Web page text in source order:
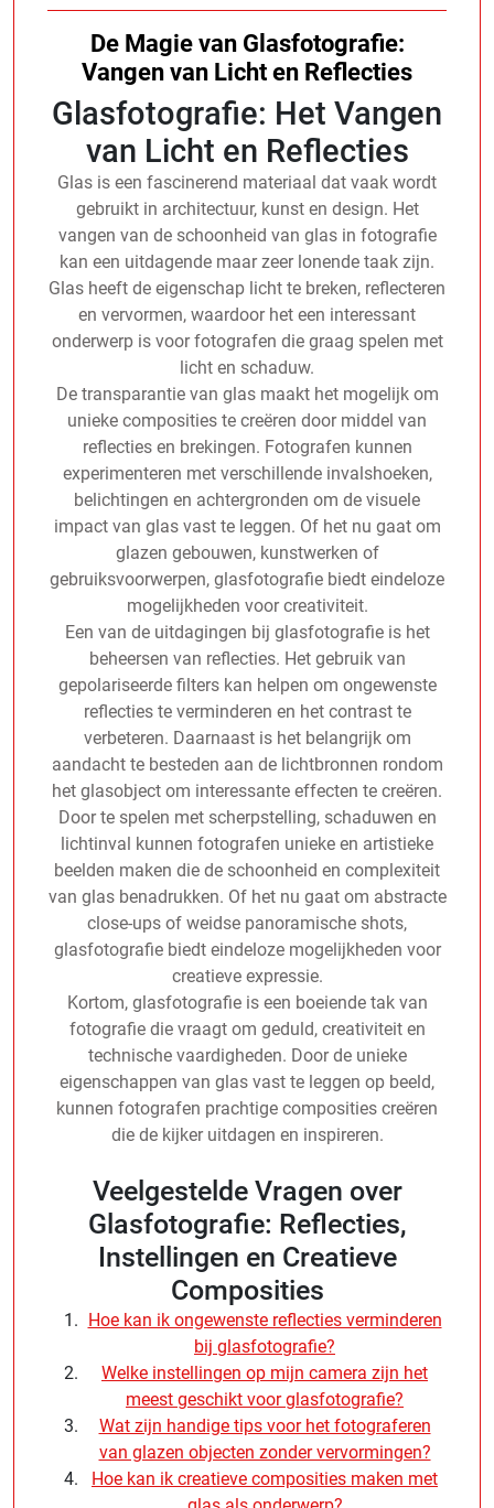
De Magie van Glasfotografie:
Vangen van Licht en Reflecties
Glasfotografie: Het Vangen
van Licht en Reflecties
Glas is een fascinerend materiaal dat vaak wordt
gebruikt in architectuur, kunst en design. Het
vangen van de schoonheid van glas in fotografie
kan een uitdagende maar zeer lonende taak zijn.
Glas heeft de eigenschap licht te breken, reflecteren
en vervormen, waardoor het een interessant
onderwerp is voor fotografen die graag spelen met
licht en schaduw.
De transparantie van glas maakt het mogelijk om
unieke composities te creëren door middel van
reflecties en brekingen. Fotografen kunnen
experimenteren met verschillende invalshoeken,
belichtingen en achtergronden om de visuele
impact van glas vast te leggen. Of het nu gaat om
glazen gebouwen, kunstwerken of
gebruiksvoorwerpen, glasfotografie biedt eindeloze
mogelijkheden voor creativiteit.
Een van de uitdagingen bij glasfotografie is het
beheersen van reflecties. Het gebruik van
gepolariseerde filters kan helpen om ongewenste
reflecties te verminderen en het contrast te
verbeteren. Daarnaast is het belangrijk om
aandacht te besteden aan de lichtbronnen rondom
het glasobject om interessante effecten te creëren.
Door te spelen met scherpstelling, schaduwen en
lichtinval kunnen fotografen unieke en artistieke
beelden maken die de schoonheid en complexiteit
van glas benadrukken. Of het nu gaat om abstracte
close-ups of weidse panoramische shots,
glasfotografie biedt eindeloze mogelijkheden voor
creatieve expressie.
Kortom, glasfotografie is een boeiende tak van
fotografie die vraagt om geduld, creativiteit en
technische vaardigheden. Door de unieke
eigenschappen van glas vast te leggen op beeld,
kunnen fotografen prachtige composities creëren
die de kijker uitdagen en inspireren.
Veelgestelde Vragen over
Glasfotografie: Reflecties,
Instellingen en Creatieve
Composities
Hoe kan ik ongewenste reflecties verminderen
bij glasfotografie?
Welke instellingen op mijn camera zijn het
meest geschikt voor glasfotografie?
Wat zijn handige tips voor het fotograferen
van glazen objecten zonder vervormingen?
Hoe kan ik creatieve composities maken met